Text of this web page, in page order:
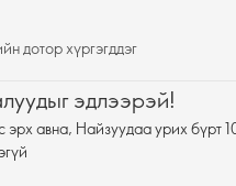
дотор хүргэгддэг
эдлээрэй!
эрх авна, Найзуудаа урих бүрт